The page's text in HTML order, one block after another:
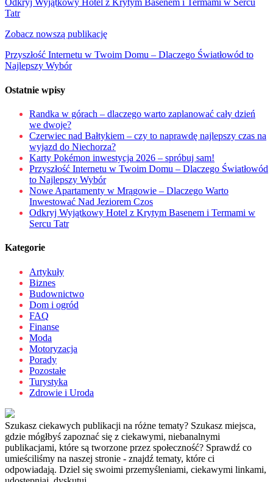
Odkryj Wyjątkowy Hotel z Krytym Basenem i Termami w Sercu
Tatr
Zobacz nowszą publikację
Przyszłość Internetu w Twoim Domu – Dlaczego Światłowód to
Najlepszy Wybór
Ostatnie wpisy
Randka w górach – dlaczego warto zaplanować cały dzień
we dwoje?
Czerwiec nad Bałtykiem – czy to naprawdę najlepszy czas na
wyjazd do Niechorza?
Karty Pokémon inwestycja 2026 – spróbuj sam!
Przyszłość Internetu w Twoim Domu – Dlaczego Światłowód
to Najlepszy Wybór
Nowe Apartamenty w Mrągowie – Dlaczego Warto
Inwestować Nad Jeziorem Czos
Odkryj Wyjątkowy Hotel z Krytym Basenem i Termami w
Sercu Tatr
Kategorie
Artykuły
Biznes
Budownictwo
Dom i ogród
FAQ
Finanse
Moda
Motoryzacja
Porady
Pozostałe
Turystyka
Zdrowie i Uroda
Szukasz ciekawych publikacji na różne tematy? Szukasz miejsca,
gdzie mógłbyś zapoznać się z ciekawymi, niebanalnymi
publikacjami, które są tworzone przez społeczność? Sprawdź co
umieściliśmy na naszej stronie - znajdź tematy, które ci
odpowiadają. Dziel się swoimi przemyśleniami, ciekawymi linkami,